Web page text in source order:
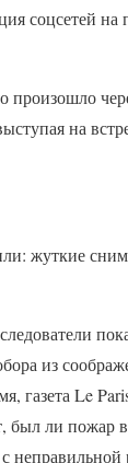
соцсетей
на
жуткие
из
газета Le
был ли пожар в
неправильной